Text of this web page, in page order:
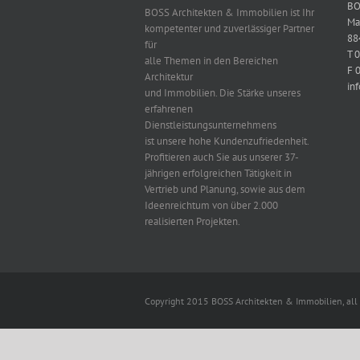
BOSS Architekten & Immobilien ist Ihr
kompetenter und zuverlässiger Partner
für
alle Themen in den Bereichen
Architektur
und Immobilien. Die Stärke unseres
erfahrenen
Dienstleistungsunternehmens
ist unsere hohe Kundenzufriedenheit.
Profitieren auch Sie aus unserer 37-
jährigen erfolgreichen Tätigkeit in
Vertrieb und Planung, sowie aus dem
Ideenreichtum von über 2.000
realisierten Projekten.
T
F
Copyright 2015 BOSS Architekten & Immobilien, all